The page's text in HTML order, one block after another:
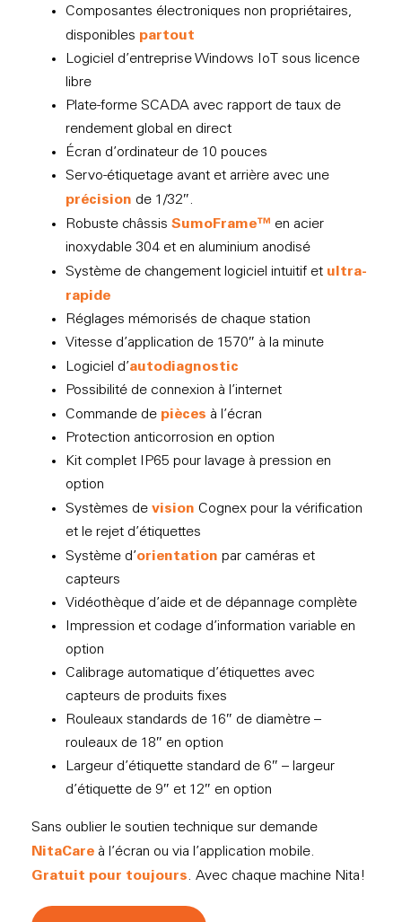
Composantes électroniques non propriétaires,
disponibles partout
Logiciel d’entreprise Windows IoT sous licence
libre
Plate-forme SCADA avec rapport de taux de
rendement global en direct
Écran d’ordinateur de 10 pouces
Servo-étiquetage avant et arrière avec une
précision de 1/32″.
Robuste châssis SumoFrame™ en acier
inoxydable 304 et en aluminium anodisé
Système de changement logiciel intuitif et ultra-
rapide
Réglages mémorisés de chaque station
Vitesse d’application de 1570″ à la minute
Logiciel d’autodiagnostic
Possibilité de connexion à l’internet
Commande de pièces à l’écran
Protection anticorrosion en option
Kit complet IP65 pour lavage à pression en
option
Systèmes de vision Cognex pour la vérification
et le rejet d’étiquettes
Système d’orientation par caméras et
capteurs
Vidéothèque d’aide et de dépannage complète
Impression et codage d’information variable en
option
Calibrage automatique d’étiquettes avec
capteurs de produits fixes
Rouleaux standards de 16″ de diamètre –
rouleaux de 18″ en option
Largeur d’étiquette standard de 6″ – largeur
d’étiquette de 9″ et 12″ en option
Sans oublier le soutien technique sur demande
NitaCare à l’écran ou via l’application mobile.
Gratuit pour toujours. Avec chaque machine Nita!